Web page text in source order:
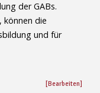
der GABs.
können die
und für
[Bearbeiten]